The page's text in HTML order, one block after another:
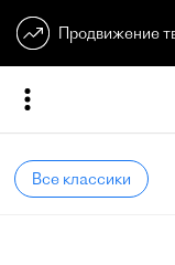
Продвижение
Все классики